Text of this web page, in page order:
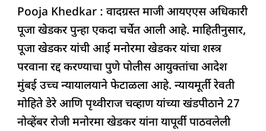
c
e
b
o
o
k
at
s
A
p
p
k
e
dI
n
re
a
d
s
e
g
ra
m
ar
e
Pooja Khedkar : वादग्रस्त माजी आयएएस अधिकारी
पूजा खेडकर पुन्हा एकदा चर्चेत आली आहे. माहितीनुसार,
पूजा खेडकर यांची आई मनोरमा खेडकर यांचा शस्त्र
परवाना रद्द करण्याचा पुणे पोलीस आयुक्तांचा आदेश
मुंबई उच्च न्यायालयाने फेटाळला आहे. न्यायमूर्ती रेवती
मोहिते डेरे आणि पृथ्वीराज चव्हाण यांच्या खंडपीठाने 27
नोव्हेंबर रोजी मनोरमा खेडकर यांना यापूर्वी पाठवलेली